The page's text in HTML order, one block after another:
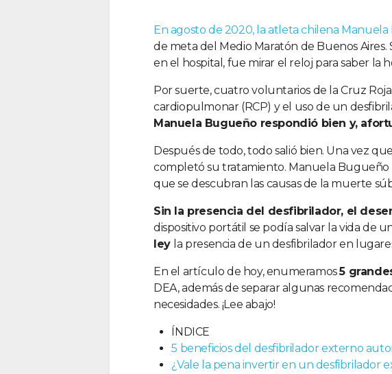
En agosto de 2020, la atleta chilena
de meta del Medio Maratón de Buenos
en el hospital, fue mirar el reloj para saber la
Por suerte, cuatro voluntarios de la Cruz
cardiopulmonar (RCP) y el uso de un
Manuela Bugueño respondió bien y,
Después de todo, todo salió bien. Una vez
completó su tratamiento. Manuela Bugueño
que se descubran las causas de la muerte
Sin la presencia del desfibrilador, el
dispositivo portátil se podía salvar la vida de
ley la presencia de un desfibrilador en
En el artículo de hoy, enumeramos5
DEA, además de separar algunas
necesidades. ¡Lee abajo!
ÍNDICE
5 beneficios del desfibrilador externo
¿Vale la pena invertir en un desfibrilador